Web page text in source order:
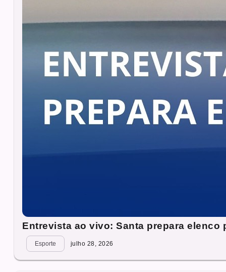
Entrevista ao vivo: Santa prepara elenco
Esporte julho 28, 2026